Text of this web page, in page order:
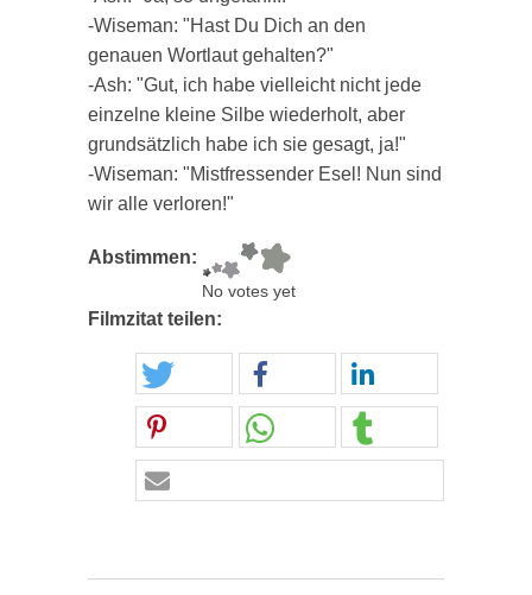
-Wiseman: "Hast Du Dich an den
genauen Wortlaut gehalten?"
-Ash: "Gut, ich habe vielleicht nicht jede
einzelne kleine Silbe wiederholt, aber
grundsätzlich habe ich sie gesagt, ja!"
-Wiseman: "Mistfressender Esel! Nun sind
wir alle verloren!"
Abstimmen:
No votes yet
Filmzitat teilen: